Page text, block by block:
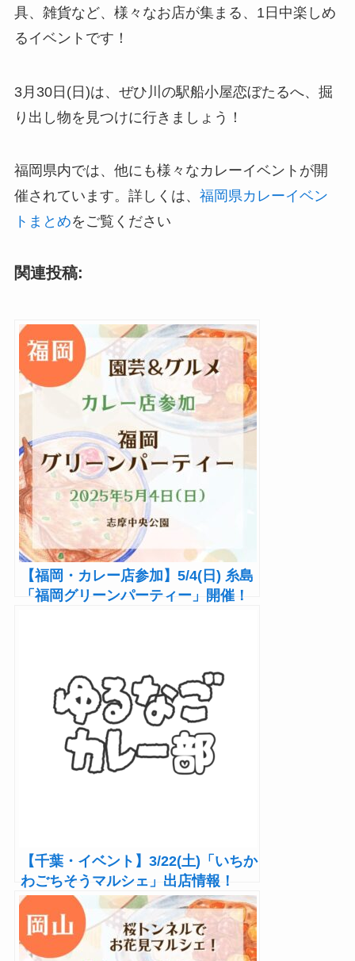
具、雑貨など、様々なお店が集まる、1日中楽しめ
るイベントです！
3月30日(日)は、ぜひ川の駅船小屋恋ぼたるへ、掘
り出し物を見つけに行きましょう！
福岡県内では、他にも様々なカレーイベントが開
催されています。詳しくは、 福岡県カレーイベン
トまとめをご覧ください
関連投稿:
【福岡・カレー店参加】5/4(日) 糸島
「福岡グリーンパーティー」開催！
【千葉・イベント】3/22(土)「いちか
わごちそうマルシェ」出店情報！
Hey!Riccioのカレー、野菜、花も！